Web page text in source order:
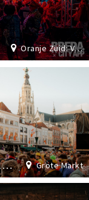
Oranje Zuid: Van Coothplein & Nw. Ginnekenstraat
Grote Markt
Carnaval 2024 op de Grote Markt